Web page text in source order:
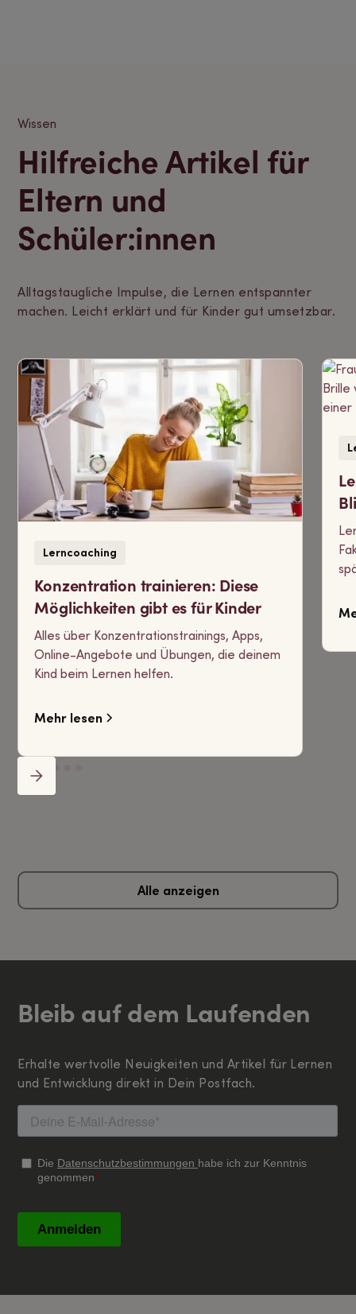
Wissen
Hilfreiche Artikel für
Eltern und
Schüler:innen
Alltagstaugliche Impulse, die Lernen entspannter
machen. Leicht erklärt und für Kinder gut umsetzbar.
Lerncoaching
Konzentration trainieren: Diese
Möglichkeiten gibt es für Kinder
Alles über Konzentrationstrainings, Apps,
Online-Angebote und Übungen, die deinem
Kind beim Lernen helfen.
Mehr lesen
Alle anzeigen
Bleib auf dem Laufenden
Erhalte wertvolle Neuigkeiten und Artikel für Lernen
und Entwicklung direkt in Dein Postfach.